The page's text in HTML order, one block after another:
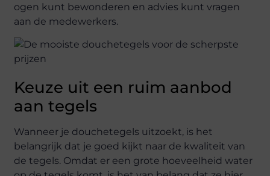
ogen kunt bewonderen en advies kunt vragen
aan de medewerkers.
Keuze uit een ruim aanbod
aan tegels
Wanneer je douchetegels uitzoekt, is het
belangrijk dat je goed kijkt naar de kwaliteit van
de tegels. Omdat er een grote hoeveelheid water